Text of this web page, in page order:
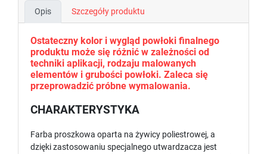
Opis Szczegóły produktu
Ostateczny kolor i wygląd powłoki finalnego
produktu może się różnić w zależności od
techniki aplikacji, rodzaju malowanych
elementów i grubości powłoki. Zaleca się
przeprowadzić próbne wymalowania.
CHARAKTERYSTYKA
Farba proszkowa oparta na żywicy poliestrowej, a
dzięki zastosowaniu specjalnego utwardzacza jest